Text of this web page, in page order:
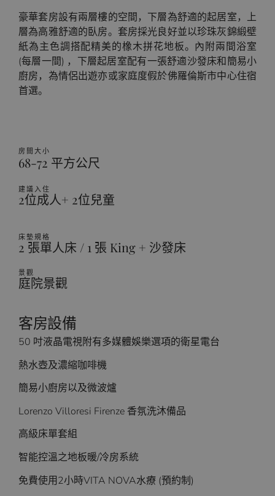
豪華套房設有兩層樓的空間，下層為舒適的起居室，上
層為高雅舒適的臥房。套房採光良好並以珍珠灰錦緞壁
紙為主色調搭配精美的橡木拼花地板。內附兩間浴室
(每層一間) ，下層起居室配有一張舒適沙發床和簡易小
廚房，為情侶出遊亦或家庭度假於佛羅倫斯市中心住宿
首選。
房間大小
68-72 平方公尺
建議入住
2位成人+ 2位兒童
床墊規格
2 張單人床 / 1 張 King + 沙發床
景觀
庭院景觀
客房設備
50 吋液晶電視附有多媒體娛樂選項的衛星電台
熱水壺及濃縮咖啡機
簡易小廚房以及微波爐
Lorenzo Villoresi Firenze 香氛洗沐備品
高級床單套組
智能控溫之地板暖/冷房系統
免費使用2小時VITA NOVA水療 (預約制)